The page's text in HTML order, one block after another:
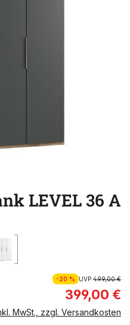
LEVEL 36 A
-20 % UVP499,00 €
399,00 €
MwSt., zzgl. Versandkosten